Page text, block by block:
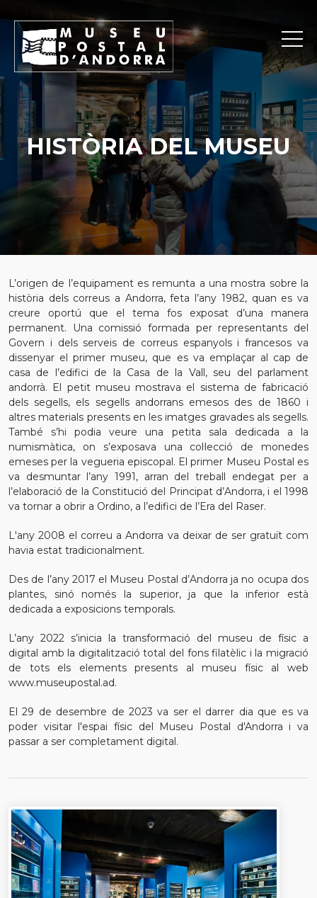
HISTÒRIA DEL MUSEU
L’origen de l’equipament es remunta a una mostra sobre la
història dels correus a Andorra, feta l’any 1982, quan es va
creure oportú que el tema fos exposat d’una manera
permanent. Una comissió formada per representants del
Govern i dels serveis de correus espanyols i francesos va
dissenyar el primer museu, que es va emplaçar al cap de
casa de l’edifici de la Casa de la Vall, seu del parlament
andorrà. El petit museu mostrava el sistema de fabricació
dels segells, els segells andorrans emesos des de 1860 i
altres materials presents en les imatges gravades als segells.
També s’hi podia veure una petita sala dedicada a la
numismàtica, on s’exposava una col·lecció de monedes
emeses per la vegueria episcopal. El primer Museu Postal es
va desmuntar l’any 1991, arran del treball endegat per a
l’elaboració de la Constitució del Principat d’Andorra, i el 1998
va tornar a obrir a Ordino, a l’edifici de l’Era del Raser.
L'any 2008 el correu a Andorra va deixar de ser gratuït com
havia estat tradicionalment.
Des de l’any 2017 el Museu Postal d’Andorra ja no ocupa dos
plantes, sinó només la superior, ja que la inferior està
dedicada a exposicions temporals.
L’any 2022 s’inicia la transformació del museu de físic a
digital amb la digitalització total del fons filatèlic i la migració
de tots els elements presents al museu físic al web
www.museupostal.ad.
El 29 de desembre de 2023 va ser el darrer dia que es va
poder visitar l'espai físic del Museu Postal d'Andorra i va
passar a ser completament digital.